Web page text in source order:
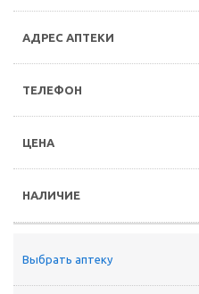
Выбрать аптеку